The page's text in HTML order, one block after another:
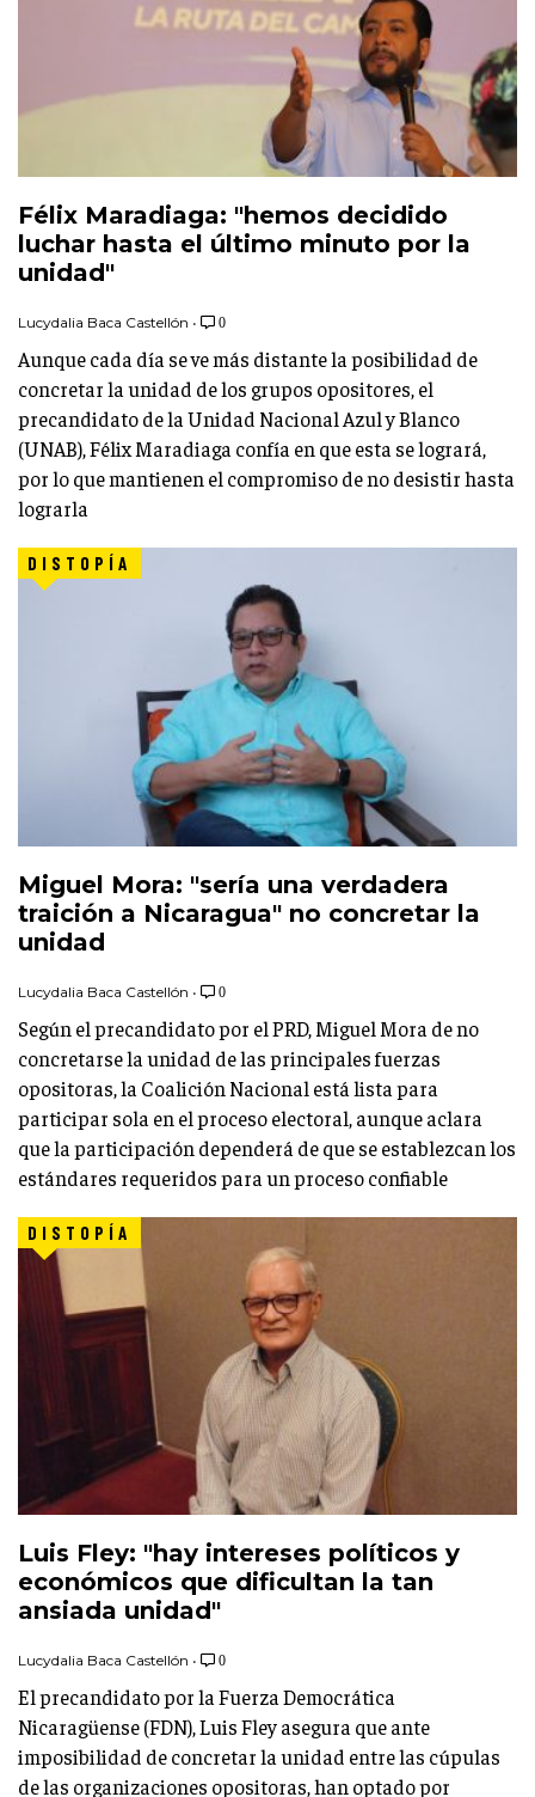
Félix Maradiaga: "hemos decidido
luchar hasta el último minuto por la
unidad"
Lucydalia Baca Castellón • 0
Aunque cada día se ve más distante la posibilidad de
concretar la unidad de los grupos opositores, el
precandidato de la Unidad Nacional Azul y Blanco
(UNAB), Félix Maradiaga confía en que esta se logrará,
por lo que mantienen el compromiso de no desistir hasta
lograrla
DISTOPÍA
Miguel Mora: "sería una verdadera
traición a Nicaragua" no concretar la
unidad
Lucydalia Baca Castellón • 0
Según el precandidato por el PRD, Miguel Mora de no
concretarse la unidad de las principales fuerzas
opositoras, la Coalición Nacional está lista para
participar sola en el proceso electoral, aunque aclara
que la participación dependerá de que se establezcan los
estándares requeridos para un proceso confiable
DISTOPÍA
Luis Fley: "hay intereses políticos y
económicos que dificultan la tan
ansiada unidad"
Lucydalia Baca Castellón • 0
El precandidato por la Fuerza Democrática
Nicaragüense (FDN), Luis Fley asegura que ante
imposibilidad de concretar la unidad entre las cúpulas
de las organizaciones opositoras, han optado por